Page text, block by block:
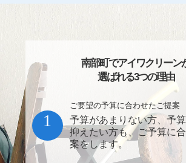
南部町でアイワクリーン
選ばれる3つの理由
ご要望の予算に合わせたご提案
予算があまりない方、予
抑えたい方も、ご予算に
案をします。
1